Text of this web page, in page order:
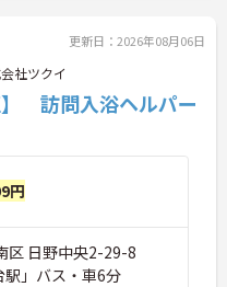
更新日：2026年08月06日
社ツクイ
】 訪問入浴ヘルパー
円
区 日野中央2-29-8
駅」バス・車6分